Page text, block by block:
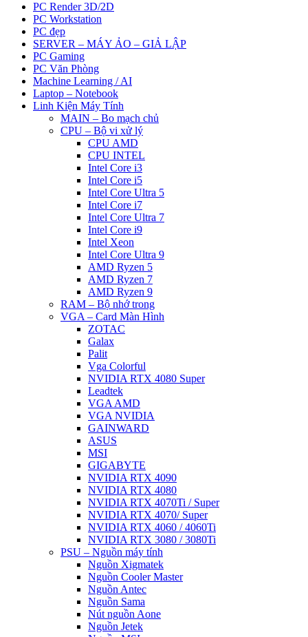
PC Render 3D/2D
PC Workstation
PC đẹp
SERVER – MÁY ẢO – GIẢ LẬP
PC Gaming
PC Văn Phòng
Machine Learning / AI
Laptop – Notebook
Linh Kiện Máy Tính
MAIN – Bo mạch chủ
CPU – Bộ vi xử lý
CPU AMD
CPU INTEL
Intel Core i3
Intel Core i5
Intel Core Ultra 5
Intel Core i7
Intel Core Ultra 7
Intel Core i9
Intel Xeon
Intel Core Ultra 9
AMD Ryzen 5
AMD Ryzen 7
AMD Ryzen 9
RAM – Bộ nhớ trong
VGA – Card Màn Hình
ZOTAC
Galax
Palit
Vga Colorful
NVIDIA RTX 4080 Super
Leadtek
VGA AMD
VGA NVIDIA
GAINWARD
ASUS
MSI
GIGABYTE
NVIDIA RTX 4090
NVIDIA RTX 4080
NVIDIA RTX 4070Ti / Super
NVIDIA RTX 4070/ Super
NVIDIA RTX 4060 / 4060Ti
NVIDIA RTX 3080 / 3080Ti
PSU – Nguồn máy tính
Nguồn Xigmatek
Nguồn Cooler Master
Nguồn Antec
Nguồn Sama
Nút nguồn Aone
Nguồn Jetek